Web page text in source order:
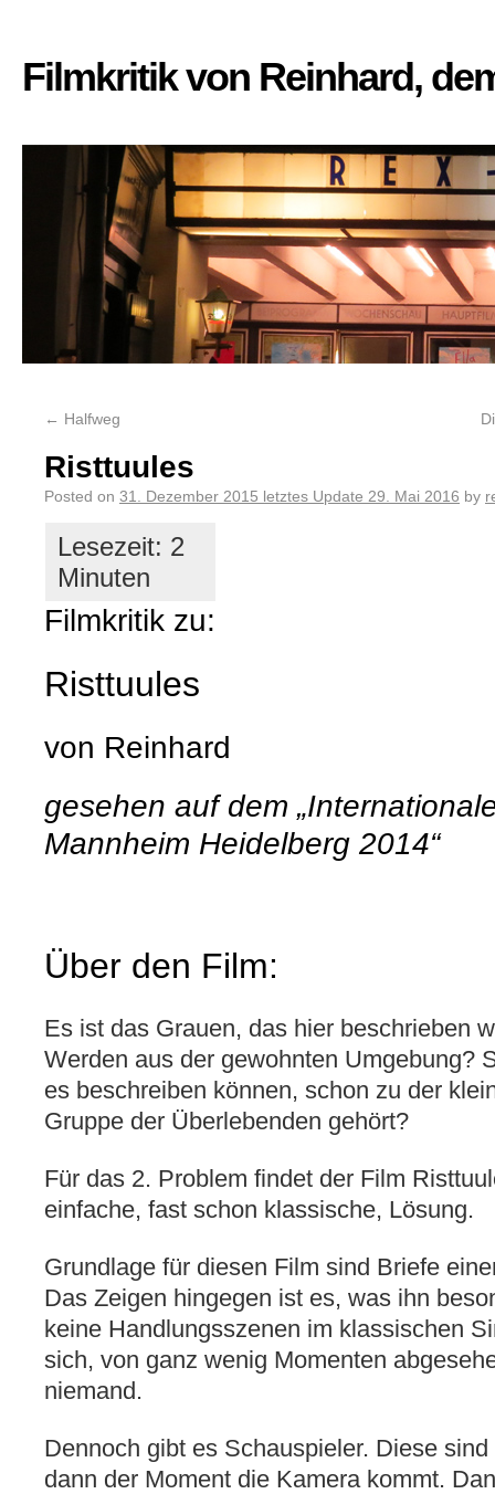
Filmkritik von Reinhard,
← Halfweg
Risttuules
Posted on 31. Dezember 2015 letztes Update 29. Mai 2016 by
Filmkritik zu:
Risttuules
von Reinhard
gesehen auf dem
Mannheim Heidelberg 2014“
Über den Film:
Es ist das Grauen, das hier beschrieben
Werden aus der gewohnten Umgebung?
es beschreiben können, schon zu der
Gruppe der Überlebenden gehört?
Für das 2. Problem findet der Film
einfache, fast schon klassische, Lösung.
Grundlage für diesen Film sind Briefe
Das Zeigen hingegen ist es, was ihn
keine Handlungsszenen im klassischen
sich, von ganz wenig Momenten
niemand.
Dennoch gibt es Schauspieler. Diese
dann der Moment die Kamera kommt.